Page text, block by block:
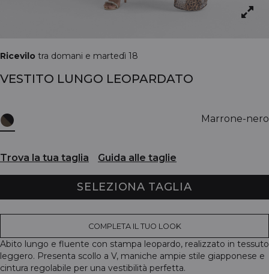
Ricevilo tra domani e martedì 18
VESTITO LUNGO LEOPARDATO
Marrone-nero
Trova la tua taglia Guida alle taglie
SELEZIONA TAGLIA
COMPLETA IL TUO LOOK
Abito lungo e fluente con stampa leopardo, realizzato in tessuto
leggero. Presenta scollo a V, maniche ampie stile giapponese e
cintura regolabile per una vestibilità perfetta.